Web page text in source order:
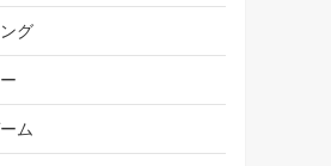
グ
ム